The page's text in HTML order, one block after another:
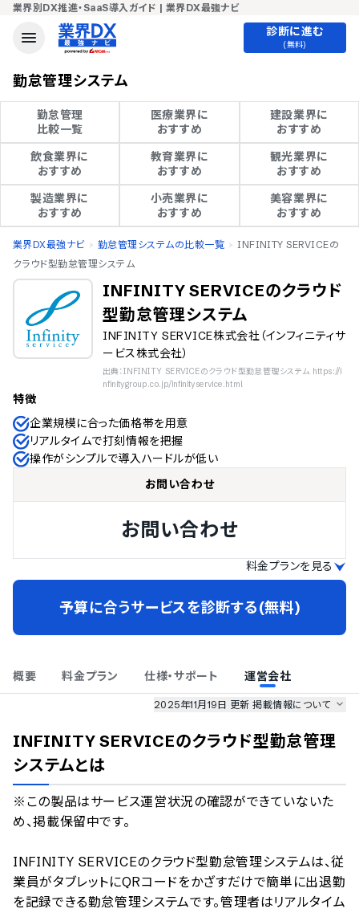
業界別DX推進・SaaS導入ガイド | 業界DX最強ナビ
診断に進む
(無料)
勤怠管理システム
勤怠管理
比較一覧
医療業界に
おすすめ
建設業界に
おすすめ
飲食業界に
おすすめ
教育業界に
おすすめ
観光業界に
おすすめ
製造業界に
おすすめ
小売業界に
おすすめ
美容業界に
おすすめ
業界DX最強ナビ 勤怠管理システムの比較一覧
INFINITY SERVICEの
クラウド型勤怠管理システム
INFINITY SERVICEのクラウド
型勤怠管理システム
INFINITY SERVICE株式会社（インフィニティサ
ービス株式会社）
出典：INFINITY SERVICEのクラウド型勤怠管理システム https://i
nfinitygroup.co.jp/infinityservice.html
特徴
企業規模に合った価格帯を用意
リアルタイムで打刻情報を把握
操作がシンプルで導入ハードルが低い
お問い合わせ
お問い合わせ
料金プランを見る
予算に合うサービスを診断する(無料)
概要 料金プラン 仕様・サポート 運営会社
2025年11月19日 更新掲載情報について
のサービス情報は、一部PRONIアイミツSaaS
INFINITY SERVICEのクラウド型勤怠管理
システムとは
※この製品はサービス運営状況の確認ができていないた
め、掲載保留中です。
INFINITY SERVICEのクラウド型勤怠管理システムは、従
業員がタブレットにQRコードをかざすだけで簡単に出退勤
を記録できる勤怠管理システムです。管理者はリアルタイム